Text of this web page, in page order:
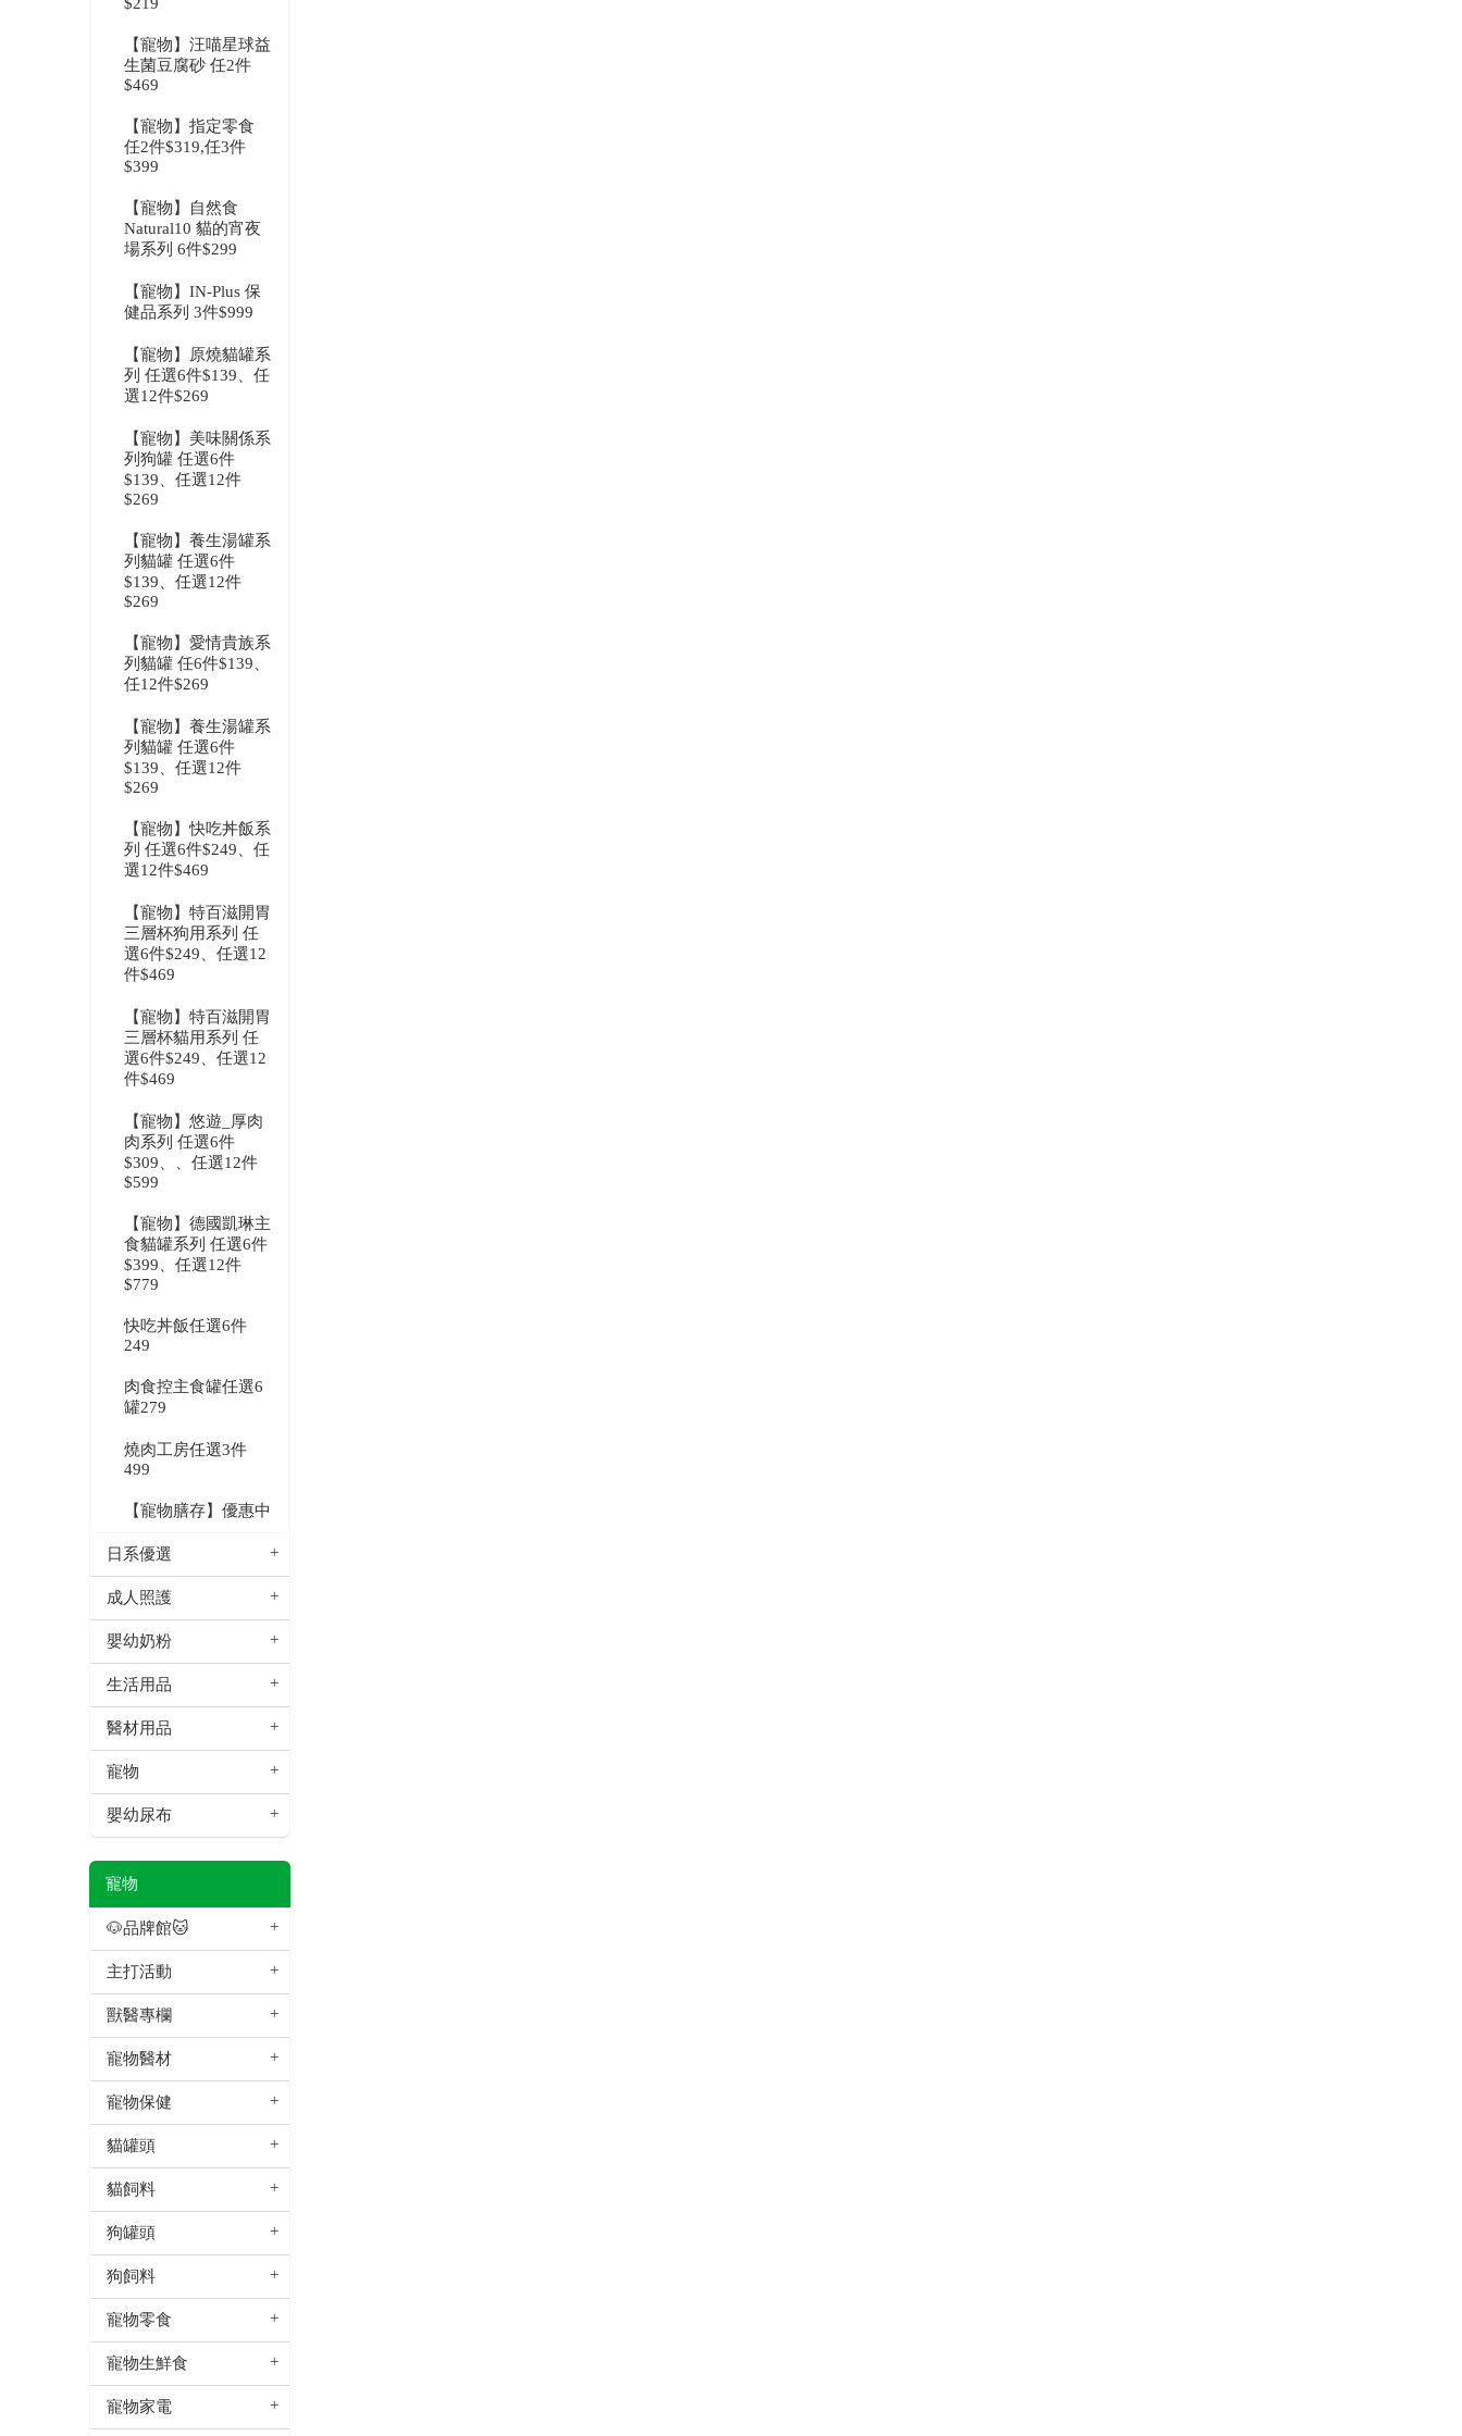
【寵物】汪喵星球益
生菌豆腐砂 任2件
$469
【寵物】指定零食
任2件$319,任3件
$399
【寵物】自然食
Natural10 貓的宵夜
場系列 6件$299
【寵物】IN-Plus 保
健品系列 3件$999
【寵物】原燒貓罐系
列 任選6件$139、任
選12件$269
【寵物】美味關係系
列狗罐 任選6件
$139、任選12件
$269
【寵物】養生湯罐系
列貓罐 任選6件
$139、任選12件
$269
【寵物】愛情貴族系
列貓罐 任6件$139、
任12件$269
【寵物】養生湯罐系
列貓罐 任選6件
$139、任選12件
$269
【寵物】快吃丼飯系
列 任選6件$249、任
選12件$469
【寵物】特百滋開胃
三層杯狗用系列 任
選6件$249、任選12
件$469
【寵物】特百滋開胃
三層杯貓用系列 任
選6件$249、任選12
件$469
【寵物】悠遊_厚肉
肉系列 任選6件
$309、、任選12件
$599
【寵物】德國凱琳主
食貓罐系列 任選6件
$399、任選12件
$779
快吃丼飯任選6件
249
肉食控主食罐任選6
罐279
燒肉工房任選3件
499
【寵物膳存】優惠中
日系優選
成人照護
嬰幼奶粉
生活用品
醫材用品
寵物
嬰幼尿布
寵物
🐶品牌館🐱
主打活動
獸醫專欄
寵物醫材
寵物保健
貓罐頭
貓飼料
狗罐頭
狗飼料
寵物零食
寵物生鮮食
寵物家電